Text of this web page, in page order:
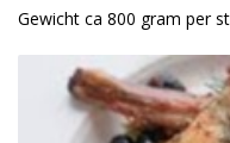
Gewicht ca 800 gram per